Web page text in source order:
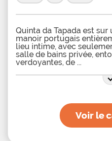
Quinta da Tapada est
manoir portugais
lieu intime, avec
salle de bains privée,
verdoyantes, de
Voir le